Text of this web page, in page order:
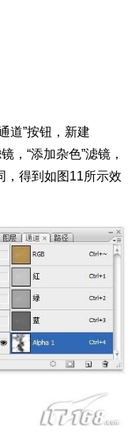
道”按钮，新建
，“添加杂色”滤镜，
，得到如图11所示效